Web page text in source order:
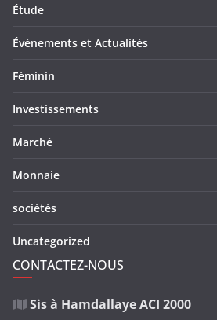
Étude
Événements et Actualités
Féminin
Investissements
Marché
Monnaie
sociétés
Uncategorized
CONTACTEZ-NOUS
Sis à Hamdallaye ACI 2000